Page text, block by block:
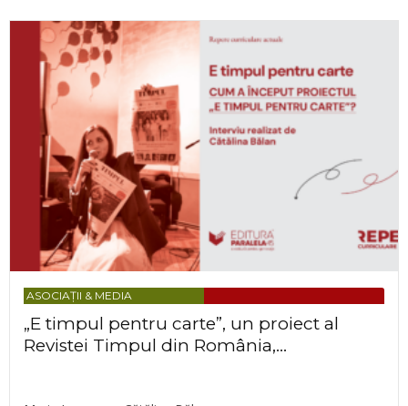
ASOCIAȚII & MEDIA
„E timpul pentru carte”, un proiect al
Revistei Timpul din România,...